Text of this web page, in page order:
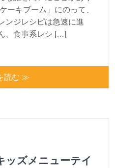
ーキブーム」にのって、
ンジレシピは急速に進
、食事系レシ […]
読む ≫
ッズメニューテイ